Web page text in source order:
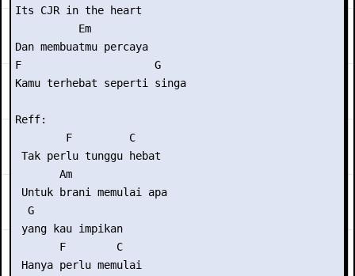
Its CJR in the heart
          Em
Dan membuatmu percaya
F                     G
Kamu terhebat seperti singa
Reff:
        F         C
Tak perlu tunggu hebat
       Am
Untuk brani memulai apa
  G
yang kau impikan
       F        C
Hanya perlu memulai